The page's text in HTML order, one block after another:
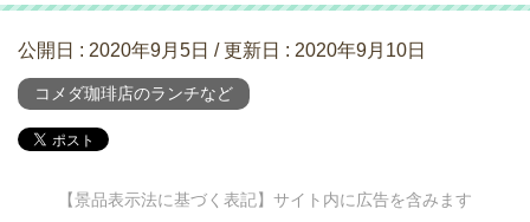
公開日 : 2020年9月5日 / 更新日 : 2020年9月10日
コメダ珈琲店のランチなど
【景品表示法に基づく表記】サイト内に広告を含みます